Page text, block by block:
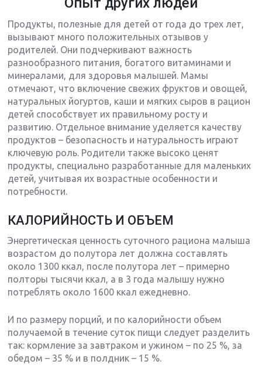
Продукты, полезные для детей от года до трех лет,
вызывают много положительных отзывов у
родителей. Они подчеркивают важность
разнообразного питания, богатого витаминами и
минералами, для здоровья малышей. Мамы
отмечают, что включение свежих фруктов и овощей,
натуральных йогуртов, каши и мягких сыров в рацион
детей способствует их правильному росту и
развитию. Отдельное внимание уделяется качеству
продуктов – безопасность и натуральность играют
ключевую роль. Родители также высоко ценят
продукты, специально разработанные для маленьких
детей, учитывая их возрастные особенности и
потребности.
КАЛОРИЙНОСТЬ И ОБЪЕМ
Энергетическая ценность суточного рациона малыша
возрастом до полутора лет должна составлять
около 1300 ккал, после полутора лет – примерно
полторы тысячи ккал, а в 3 года малышу нужно
потреблять около 1600 ккал ежедневно.
И по размеру порций, и по калорийности объем
получаемой в течение суток пищи следует разделить
так: кормление за завтраком и ужином – по 25 %, за
обедом – 35 % и в полдник – 15 %.